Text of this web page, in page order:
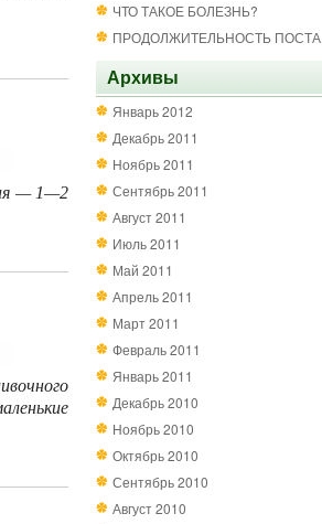
— 1—2
ЧТО ТАКОЕ БОЛЕЗНЬ?
ПРОДОЛЖИТЕЛЬНОСТЬ ПОСТА
Архивы
Январь 2012
Декабрь 2011
Ноябрь 2011
Сентябрь 2011
Август 2011
Июль 2011
Май 2011
Апрель 2011
Март 2011
Февраль 2011
Январь 2011
Декабрь 2010
Ноябрь 2010
Октябрь 2010
Сентябрь 2010
Август 2010